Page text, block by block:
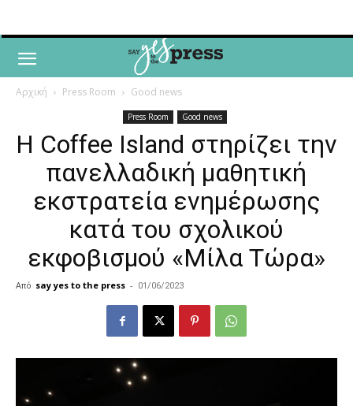
Αρχική Press Room Good news
Press Room Good news
Η Coffee Island στηρίζει την
πανελλαδική μαθητική
εκστρατεία ενημέρωσης
κατά του σχολικού
εκφοβισμού «Μίλα Tώρα»
Από say yes to the press - 01/06/2023